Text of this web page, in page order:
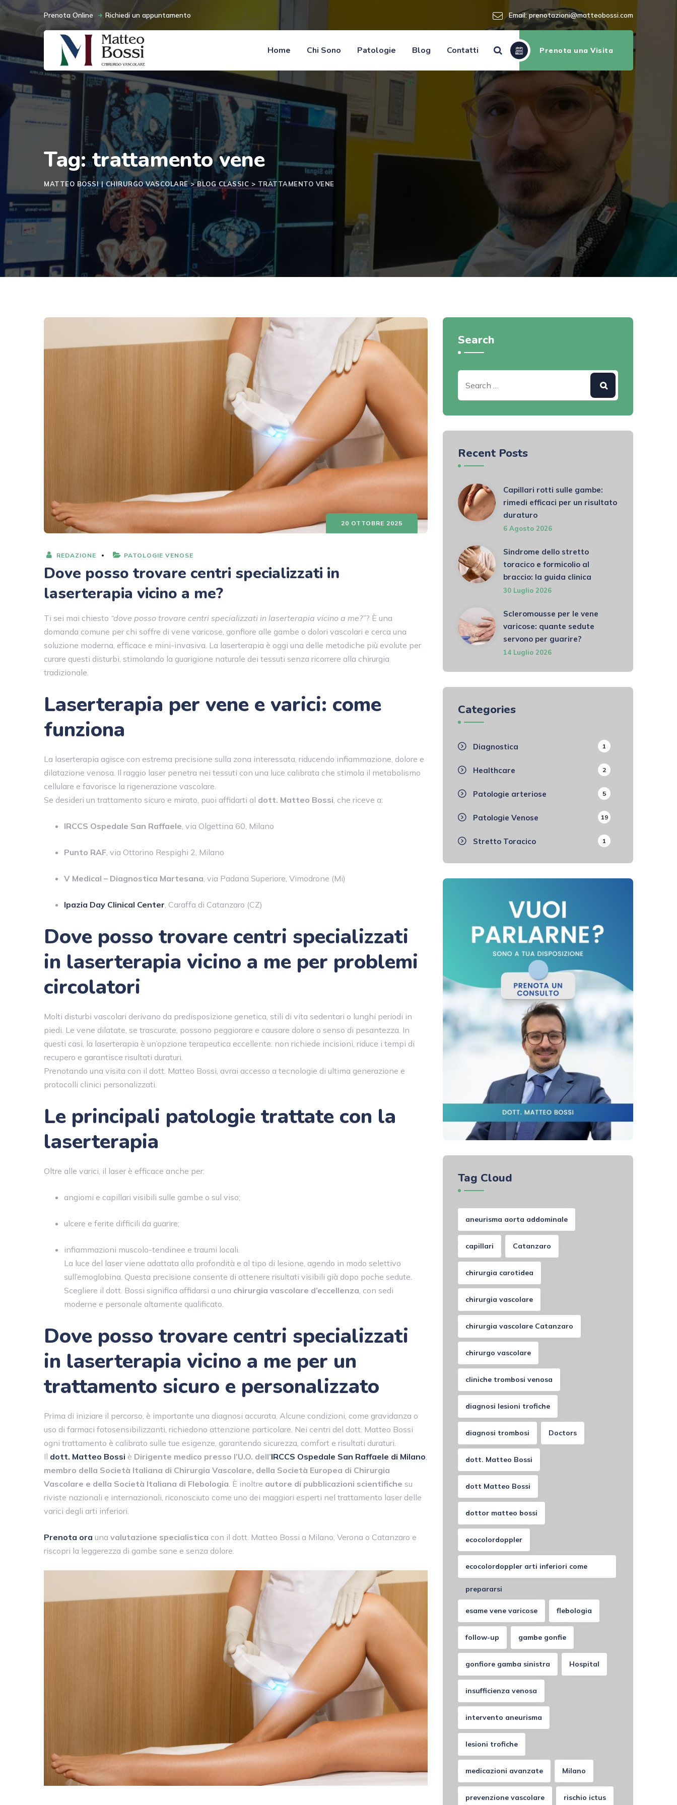
Skip
content
Prenota Online Richiedi un appuntamento Email:prenotazioni@matteobossi.com
Home Chi Sono Patologie Blog Contatti Prenota una Visita
Tag: trattamento vene
MATTEO BOSSI | CHIRURGO VASCOLARE>BLOG CLASSIC > TRATTAMENTO VENE
20 OTTOBRE 2025
REDAZIONE PATOLOGIE VENOSE
Dove posso trovare centri specializzati in
laserterapia vicino a me?
Ti sei mai chiesto “dove posso trovare centri specializzati in laserterapia vicino a me?”? È una
domanda comune per chi soffre di vene varicose, gonfiore alle gambe o dolori vascolari e cerca una
soluzione moderna, efficace e mini-invasiva. La laserterapia è oggi una delle metodiche più evolute per
curare questi disturbi, stimolando la guarigione naturale dei tessuti senza ricorrere alla chirurgia
tradizionale.
Laserterapia per vene e varici: come
funziona
La laserterapia agisce con estrema precisione sulla zona interessata, riducendo infiammazione, dolore e
dilatazione venosa. Il raggio laser penetra nei tessuti con una luce calibrata che stimola il metabolismo
cellulare e favorisce la rigenerazione vascolare.
Se desideri un trattamento sicuro e mirato, puoi affidarti al dott. Matteo Bossi , che riceve a:
IRCCS Ospedale San Raffaele , via Olgettina 60, Milano
Punto RAF , via Ottorino Respighi 2, Milano
V Medical – Diagnostica Martesana , via Padana Superiore, Vimodrone (Mi)
Ipazia Day Clinical Center , Caraffa di Catanzaro (CZ)
Dove posso trovare centri specializzati
in laserterapia vicino a me per problemi
circolatori
Molti disturbi vascolari derivano da predisposizione genetica, stili di vita sedentari o lunghi periodi in
piedi. Le vene dilatate, se trascurate, possono peggiorare e causare dolore o senso di pesantezza. In
questi casi, la laserterapia è un’opzione terapeutica eccellente: non richiede incisioni, riduce i tempi di
recupero e garantisce risultati duraturi.
Prenotando una visita con il dott. Matteo Bossi, avrai accesso a tecnologie di ultima generazione e
protocolli clinici personalizzati.
Le principali patologie trattate con la
laserterapia
Oltre alle varici, il laser è efficace anche per:
angiomi e capillari visibili sulle gambe o sul viso;
ulcere e ferite difficili da guarire;
infiammazioni muscolo-tendinee e traumi locali.
La luce del laser viene adattata alla profondità e al tipo di lesione, agendo in modo selettivo
sull’emoglobina. Questa precisione consente di ottenere risultati visibili già dopo poche sedute.
Scegliere il dott. Bossi significa affidarsi a una chirurgia vascolare d’eccellenza , con sedi
moderne e personale altamente qualificato.
Dove posso trovare centri specializzati
in laserterapia vicino a me per un
trattamento sicuro e personalizzato
Prima di iniziare il percorso, è importante una diagnosi accurata. Alcune condizioni, come gravidanza o
uso di farmaci fotosensibilizzanti, richiedono attenzione particolare. Nei centri del dott. Matteo Bossi
ogni trattamento è calibrato sulle tue esigenze, garantendo sicurezza, comfort e risultati duraturi.
Il dott. Matteo Bossi è Dirigente medico presso l’U.O. dell’IRCCS Ospedale San Raffaele di Milano
membro della Società Italiana di Chirurgia Vascolare, della Società Europea di Chirurgia
Vascolare e della Società Italiana di Flebologia . È inoltre autore di pubblicazioni scientifiche su
riviste nazionali e internazionali, riconosciuto come uno dei maggiori esperti nel trattamento laser delle
varici degli arti inferiori.
Prenota ora una valutazione specialistica con il dott. Matteo Bossi a Milano, Verona o Catanzaro e
riscopri la leggerezza di gambe sane e senza dolore.
Search
Recent Posts
Capillari rotti sulle gambe:
rimedi efficaci per un risultato
duraturo
6 Agosto 2026
Sindrome dello stretto
toracico e formicolio al
braccio: la guida clinica
30 Luglio 2026
Scleromousse per le vene
varicose: quante sedute
servono per guarire?
14 Luglio 2026
Categories
Diagnostica 1
Healthcare 2
Patologie arteriose 5
Patologie Venose 19
Stretto Toracico 1
Tag Cloud
aneurisma aorta addominale
capillari Catanzaro
chirurgia carotidea
chirurgia vascolare
chirurgia vascolare Catanzaro
chirurgo vascolare
cliniche trombosi venosa
diagnosi lesioni trofiche
diagnosi trombosi Doctors
dott. Matteo Bossi
dott Matteo Bossi
dottor matteo bossi
ecocolordoppler
ecocolordoppler arti inferiori come
prepararsi
esame vene varicose flebologia
follow-up gambe gonfie
gonfiore gamba sinistra Hospital
insufficienza venosa
intervento aneurisma
lesioni trofiche
medicazioni avanzate Milano
prevenzione vascolare rischio ictus